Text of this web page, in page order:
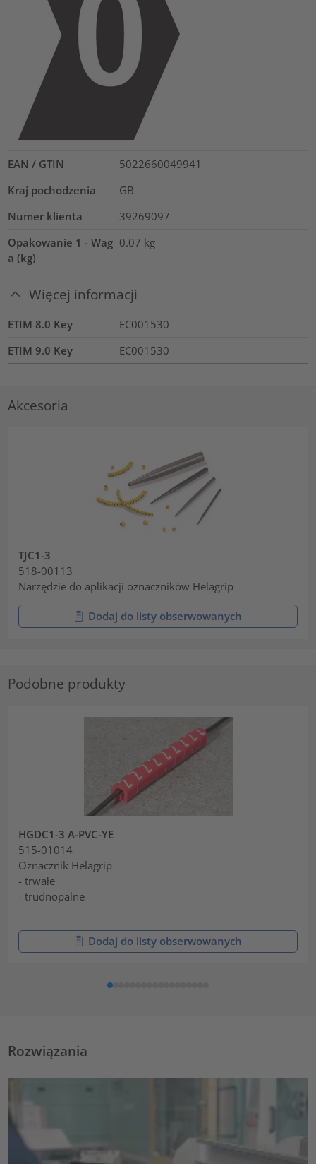
EAN / GTIN
5022660049941
Kraj pochodzenia
GB
Numer klienta
39269097
Opakowanie 1 - Wag
a (kg)
0.07 kg
Więcej informacji
ETIM 8.0 Key
EC001530
ETIM 9.0 Key
EC001530
Akcesoria
TJC1-3
518-00113
Narzędzie do aplikacji oznaczników Helagrip
Dodaj do listy obserwowanych
Podobne produkty
HGDC1-3 A-PVC-YE
515-01014
Oznacznik Helagrip
- trwałe
- trudnopalne
Dodaj do listy obserwowanych
Rozwiązania